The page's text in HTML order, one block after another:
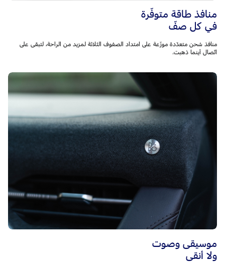
منافذ طاقة متوفّرة
في كل صفّ
منافذ شحن متعدّدة موزّعة على امتداد الصفوف الثلاثة لمزيد من الراحة، لتبقى على
اتّصال أينما ذهبت.
موسيقى وصوت
ولا أنقى